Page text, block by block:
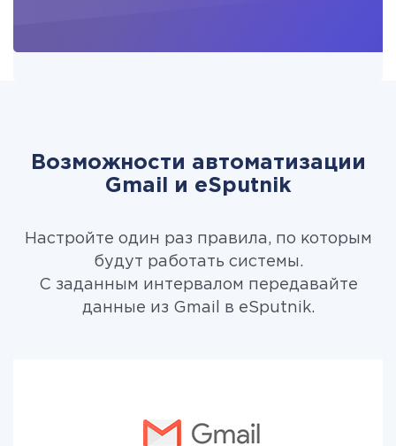
Возможности автоматизации
Gmail и eSputnik
Настройте один раз правила, по которым
будут работать системы.
С заданным интервалом передавайте
данные из Gmail в eSputnik.